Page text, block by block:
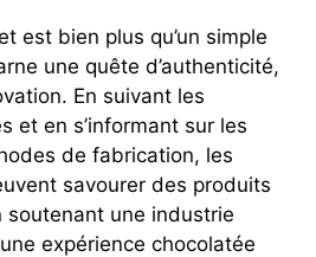
est bien plus qu’un simple
une quête d’authenticité,
En suivant les
et en s’informant sur les
de fabrication, les
savourer des produits
soutenant une industrie
expérience chocolatée